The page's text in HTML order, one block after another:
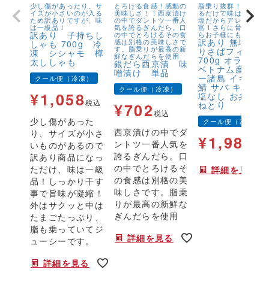
少し傷があったり、サ
イズが小さいのが入る
ため訳ありですが、味
は一級品！
訳あり 子持ちし
しゃも 700g 冷
凍 シシャモ 樺
太ししゃも
クール便（冷凍）
¥1,058税込
少し傷があった
り、サイズが小さ
いものがあるので
訳あり商品になっ
ただけ、味は一級
品！しっかり干す
事で旨味が凝縮！
外はサクッと中は
たまごたっぷり、
脂も乗っていてジ
ューシーです。
詳細を見る
とろける食感！感動の
美味しさ！！西京漬け
の中でダントツ一番人
気を誇るぎんだら。口
の中でとろけるその食
感は別格の美味しさで
す。脂乗りが最高の新
鮮なぎんだらを使用
銀だら西京漬 味
噌漬け 単品
クール便（冷凍）
¥702税込
西京漬けの中でダ
ントツ一番人気を
誇るぎんだら。口
の中でとろけるそ
の食感は別格の美
味しさです。脂乗
りが最高の新鮮な
ぎんだらを使用
詳細を見る
脂乗り抜群！キズが
るだけで味は1級品
塩だからアレンジが
富！さらに骨取りだ
らお子様にも安心！
訳あり 無塩 骨取
りさばフィーレ
700g オランダ
ベトナム産 フェ
ー諸島 イギリス
鯖 サバ キズ有
塩なし お弁当 ほ
ねとり
クール便（冷凍）
¥1,980
詳細を見る